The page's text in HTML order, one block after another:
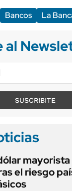
Bancos La
al
SUSCRIBITE
mayorista
el riesgo